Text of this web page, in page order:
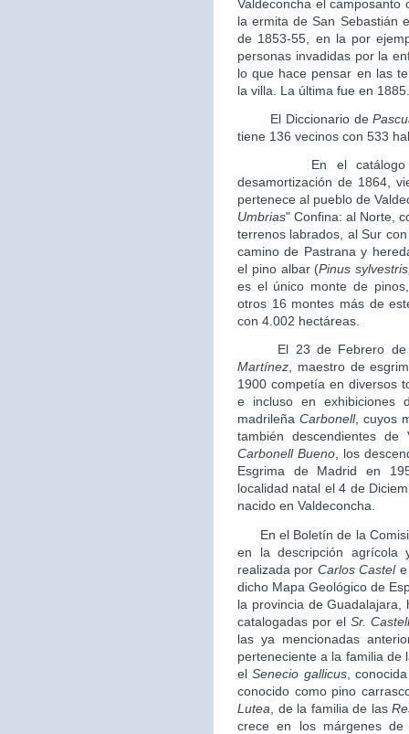
Valdeconcha el
la ermita de San Sebastián
de 1853-55, en la por
personas invadidas por la
lo que hace pensar en las
la villa. La última fue en 1885.
El Diccionario de
tiene 136 vecinos con 533
En el catálogo de
desamortización de 1864,
pertenece al pueblo de
Umbrias" Confina: al Norte,
terrenos labrados, al Sur
camino de Pastrana y
el pino albar (Pinus
es el único monte de
otros 16 montes más de
con 4.002 hectáreas.
El 23 de Febrero de
Martínez, maestro de
1900 competía en diversos
e incluso en exhibiciones
madrileña Carbonell, cuyos
también descendientes
Carbonell Bueno, los
Esgrima de Madrid en
localidad natal el 4 de
nacido en Valdeconcha.
En el Boletín de la
en la descripción agrícola
realizada por Carlos Castele
dicho Mapa Geológico de
la provincia de
catalogadas por elSr.
las ya mencionadas
perteneciente a la familia de
elSenecio gallicus,
conocido como pino
Lutea , de la familia de las
crece en los márgenes